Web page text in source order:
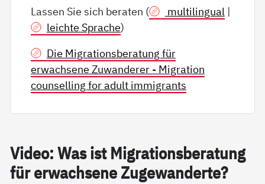
Lassen Sie sich beraten (
multilingual |
leichte Sprache)
Die Migrationsberatung für
erwachsene Zuwanderer - Migration
counselling for adult immigrants
Vi­­deo: Was ist Mi­g­ra­­­ti­on­s­be­ra­­­tung
für er­wach­­­se­­­ne Zu­­­ge­wan­­der­­te?